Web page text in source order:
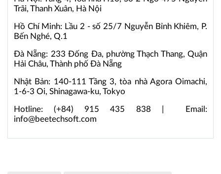
Trãi, Thanh Xuân, Hà Nội
Hồ Chí Minh: Lầu 2 - số 25/7 Nguyễn Bỉnh Khiêm, P.
Bến Nghé, Q.1
Đà Nẵng: 233 Đống Đa, phường Thạch Thang, Quận
Hải Châu, Thành phố Đà Nẵng
Nhật Bản: 140-111 Tầng 3, tòa nhà Agora Oimachi,
1-6-3 Oi, Shinagawa-ku, Tokyo
Hotline: (+84) 915 435 838 | Email:
info@beetechsoft.com